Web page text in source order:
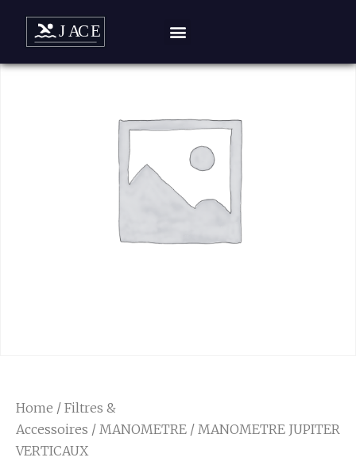
Home / Filtres &
Accessoires / MANOMETRE / MANOMETRE JUPITER
VERTICAUX